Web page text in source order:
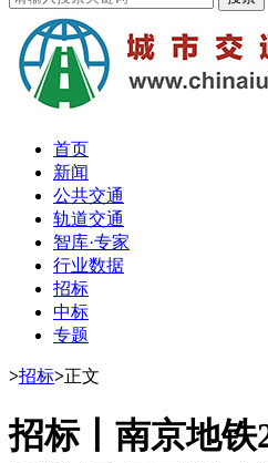
首页
新闻
公共交通
轨道交通
智库·专家
行业数据
招标
中标
专题
>招标>正文
招标丨南京地